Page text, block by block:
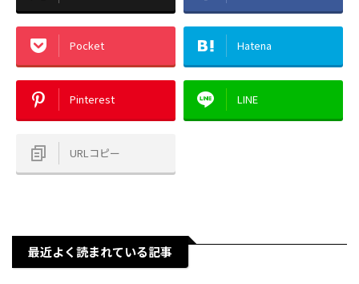
Pocket Hatena
Pinterest LINE
URLコピー
最近よく読まれている記事